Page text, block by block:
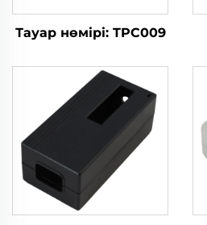
Тауар нөмірі: TPC009